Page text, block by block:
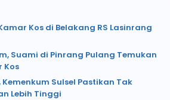
Kos di Belakang RS Lasinrang
Suami di Pinrang Pulang Temukan
Kos
Sulsel Pastikan Tak
Lebih Tinggi